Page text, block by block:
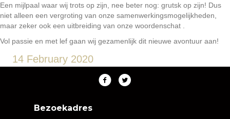
Een mijlpaal waar wij trots op zijn, nee beter nog: grutsk op zijn! Dus
niet alleen een vergroting van onze samenwerkingsmogelijkheden,
maar zeker ook een uitbreiding van onze woordenschat .
Vol passie en met lef gaan wij gezamenlijk dit nieuwe avontuur aan!
14 February 2020
Bezoekadres